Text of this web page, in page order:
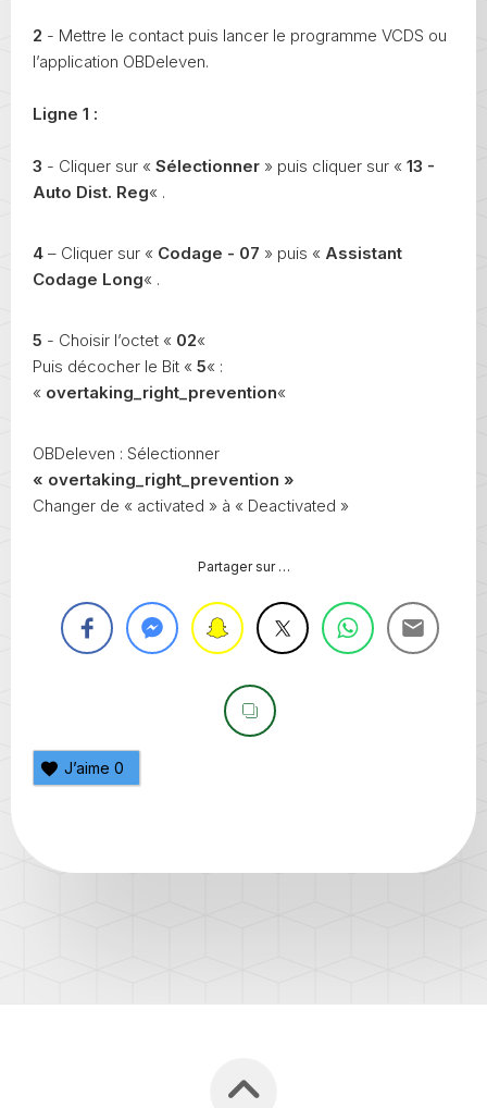
2 - Mettre le contact puis lancer le programme VCDS ou
l’application OBDeleven.
Ligne 1 :
3 - Cliquer sur « Sélectionner » puis cliquer sur « 13 -
Auto Dist. Reg« .
4 – Cliquer sur « Codage - 07 » puis « Assistant
Codage Long« .
5 - Choisir l’octet « 02«
Puis décocher le Bit « 5« :
« overtaking_right_prevention«
OBDeleven : Sélectionner
« overtaking_right_prevention »
Changer de « activated » à « Deactivated »
Partager sur …
J’aime 0